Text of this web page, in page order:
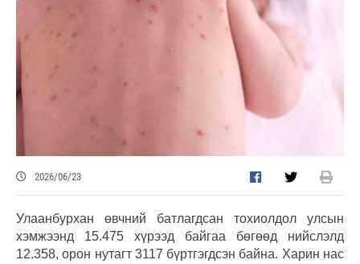
2026/06/23
Улаанбурхан өвчний батлагдсан тохиолдол улсын
хэмжээнд 15.475 хүрээд байгаа бөгөөд нийслэлд
12.358, орон нутагт 3117 бүртгэгдсэн байна. Харин нас